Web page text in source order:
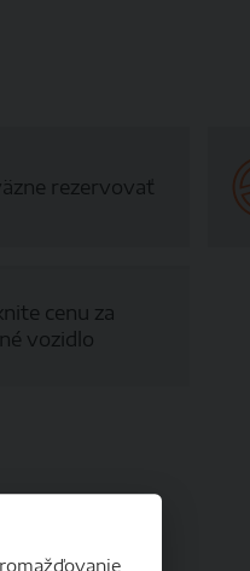
rezervovať
cenu za
vozidlo